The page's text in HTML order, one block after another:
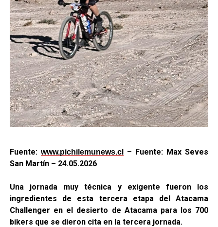
Fuente: www.pichilemunews.cl
– Fuente: Max Seves
San Martín – 24.05.2026
Una jornada muy técnica y exigente fueron los
ingredientes de esta tercera etapa del Atacama
Challenger en el desierto de Atacama para los 700
bikers que se dieron cita en la tercera jornada.